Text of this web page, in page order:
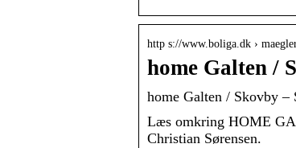
http s://www.boliga.dk ›
home Galten /
home Galten / Skovby –
Læs omkring HOME
Christian Sørensen.